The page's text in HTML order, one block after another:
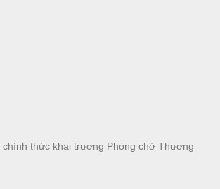
chính thức khai trương Phòng chờ Thương